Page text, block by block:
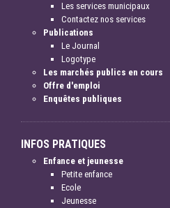
Les services municipaux
Contactez nos services
Publications
Le Journal
Logotype
Les marchés publics en cours
Offre d'emploi
Enquêtes publiques
INFOS PRATIQUES
Enfance et jeunesse
Petite enfance
Ecole
Jeunesse